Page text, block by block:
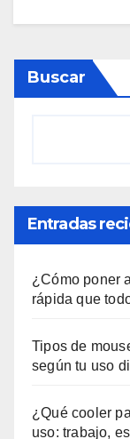
Buscar
Entradas
¿Cómo poner
rápida que
Tipos de
según tu uso
¿Qué cooler
uso: trabajo,